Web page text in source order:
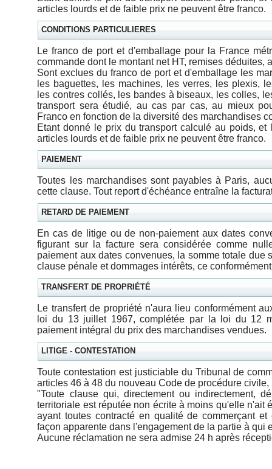
articles lourds et de faible prix ne peuvent être franco.
CONDITIONS PARTICULIERES
Le franco de port et d'emballage pour la France
commande dont le montant net HT, remises déduites,
Sont exclues du franco de port et d'emballage les
les baguettes, les machines, les verres, les plexis,
les contres collés, les bandes à biseaux, les colles,
transport sera étudié, au cas par cas, au mieux
Franco en fonction de la diversité des marchandises
Etant donné le prix du transport calculé au poids, et
articles lourds et de faible prix ne peuvent être franco.
PAIEMENT
Toutes les marchandises sont payables à Paris,
cette clause. Tout report d'échéance entraîne la
RETARD DE PAIEMENT
En cas de litige ou de non-paiement aux dates
figurant sur la facture sera considérée comme
paiement aux dates convenues, la somme totale due
clause pénale et dommages intérêts, ce
TRANSFERT DE PROPRIÉTÉ
Le transfert de propriété n'aura lieu conformément
loi du 13 juillet 1967, complétée par la loi du 12
paiement intégral du prix des marchandises vendues.
LITIGE - CONTESTATION
Toute contestation est justiciable du Tribunal de
articles 46 à 48 du nouveau Code de procédure
"Toute clause qui, directement ou indirectement,
territoriale est réputée non écrite à moins qu'elle n'ait
ayant toutes contracté en qualité de commerçant
façon apparente dans l'engagement de la partie à qui
Aucune réclamation ne sera admise 24 h après